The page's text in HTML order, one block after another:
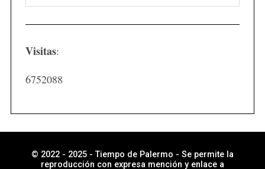
o
t
c
i
Visitas:
6752088
© 2022 - 2025 - Tiempo de Palermo - Se permite la
reproducción con expresa mención y enlace a